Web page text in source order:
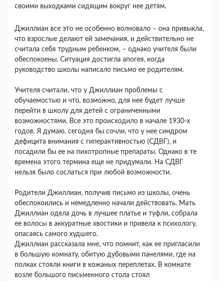
своими выходками сидящим вокруг нее детям.
Джиллиан все это не особенно волновало – она привыкла,
что взрослые делают ей замечания, и действительно не
считала себя трудным ребенком, – однако учителя были
обеспокоены. Ситуация достигла апогея, когда
руководство школы написало письмо ее родителям.
Учителя считали, что у Джиллиан проблемы с
обучаемостью и что, возможно, для нее будет лучше
перейти в школу для детей с ограниченными
возможностями. Все это происходило в начале 1930-х
годов. Я думаю, сегодня бы сочли, что у нее синдром
дефицита внимания с гиперактивностью (СДВГ), и
посадили бы ее на пихотропные препараты. Однако в те
времена этого термина еще не придумали. На СДВГ
нельзя было сослаться при любой возможности.
Родители Джиллиан, получив письмо из школы, очень
обеспокоились и немедленно начали действовать. Мать
Джиллиан одела дочь в лучшее платье и туфли, собрала
ее волосы в аккуратные хвостики и привела к психологу,
опасаясь самого худшего.
Джиллиан рассказала мне, что помнит, как ее пригласили
в большую комнату, обитую дубовыми панелями, где на
полках стояли книги в кожаных переплетах. В комнате
возле большого письменного стола стоял